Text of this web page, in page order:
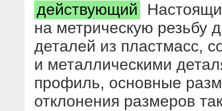
действующий
на метрическую резьбу
деталей из пластмасс,
и металлическими
профиль, основные
отклонения размеров